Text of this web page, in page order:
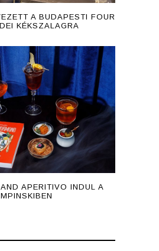
A BUDAPESTI FOUR
KÉKSZALAGRA
APERITIVO INDUL A